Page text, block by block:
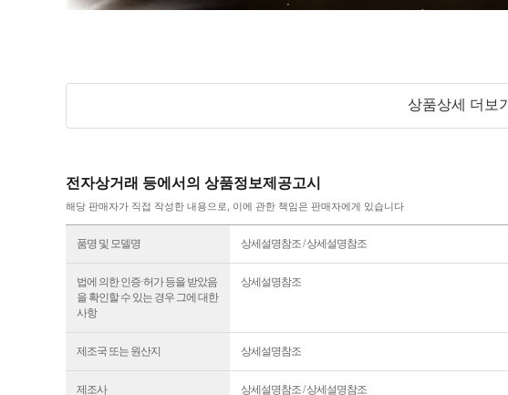
상품상세 더보기
전자상거래 등에서의 상품정보제공고시
해당 판매자가 직접 작성한 내용으로, 이에 관한 책임은 판매자에게 있습니다
품명 및 모델명 상세설명참조 / 상세설명참조
법에 의한 인증·허가 등을 받았음
을 확인할 수 있는 경우 그에 대한
사항
상세설명참조
제조국 또는 원산지 상세설명참조
제조사 상세설명참조 / 상세설명참조